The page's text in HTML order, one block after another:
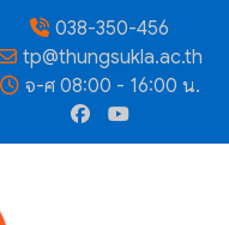
038-350-456
tp@thungsukla.ac.th
จ-ศ 08:00 - 16:00 น.